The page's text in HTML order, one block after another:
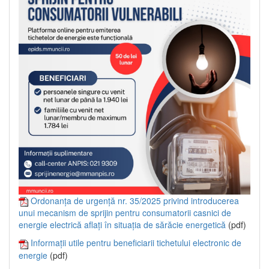
Ordonanța de urgență nr. 35/2025 privind introducerea
unui mecanism de sprijin pentru consumatorii casnici de
energie electrică aflați în situația de sărăcie energetică (pdf)
Informații utile pentru beneficiarii tichetului electronic de
energie (pdf)